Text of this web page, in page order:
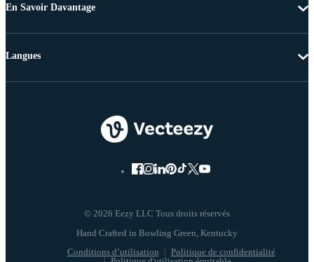
En Savoir Davantage
© 2026 Eezy LLC Tous droits réservés
Conditions d’utilisation
Politique de confidentialité
Langues